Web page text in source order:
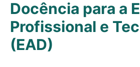
Docência para a
Profissional e
(EAD)